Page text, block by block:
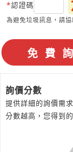
認證碼
為避免垃圾訊息，請
詢價分數
提供詳細的詢價需
分數越高，您得到